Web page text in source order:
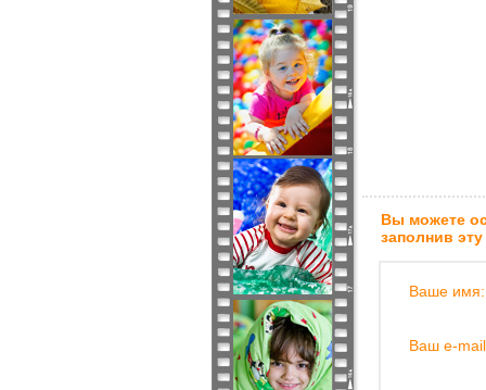
Вы можете
заполнив
Ваше имя:
Ваш e-